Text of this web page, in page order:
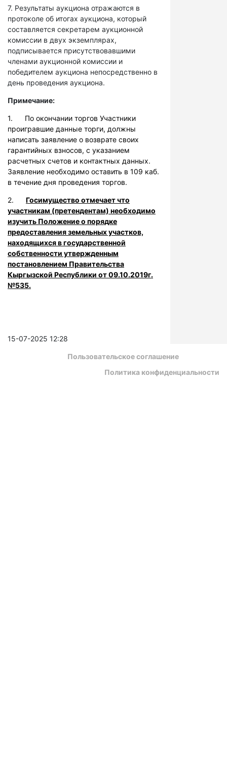
7. Результаты аукциона отражаются в
протоколе об итогах аукциона, который
составляется секретарем аукционной
комиссии в двух экземплярах,
подписывается присутствовавшими
членами аукционной комиссии и
победителем аукциона непосредственно в
день проведения аукциона.
Примечание:
1. По окончании торгов Участники
проигравшие данные торги, должны
написать заявление о возврате своих
гарантийных взносов, с указанием
расчетных счетов и контактных данных.
Заявление необходимо оставить в 109 каб.
в течение дня проведения торгов.
2. Госимущество отмечает что
участникам (претендентам) необходимо
изучить Положение о порядке
предоставления земельных участков,
находящихся в государственной
собственности утвержденным
постановлением Правительства
Кыргызской Республики от 09.10.2019г.
№535.
15-07-2025 12:28
Пользовательское соглашение
Политика конфиденциальности